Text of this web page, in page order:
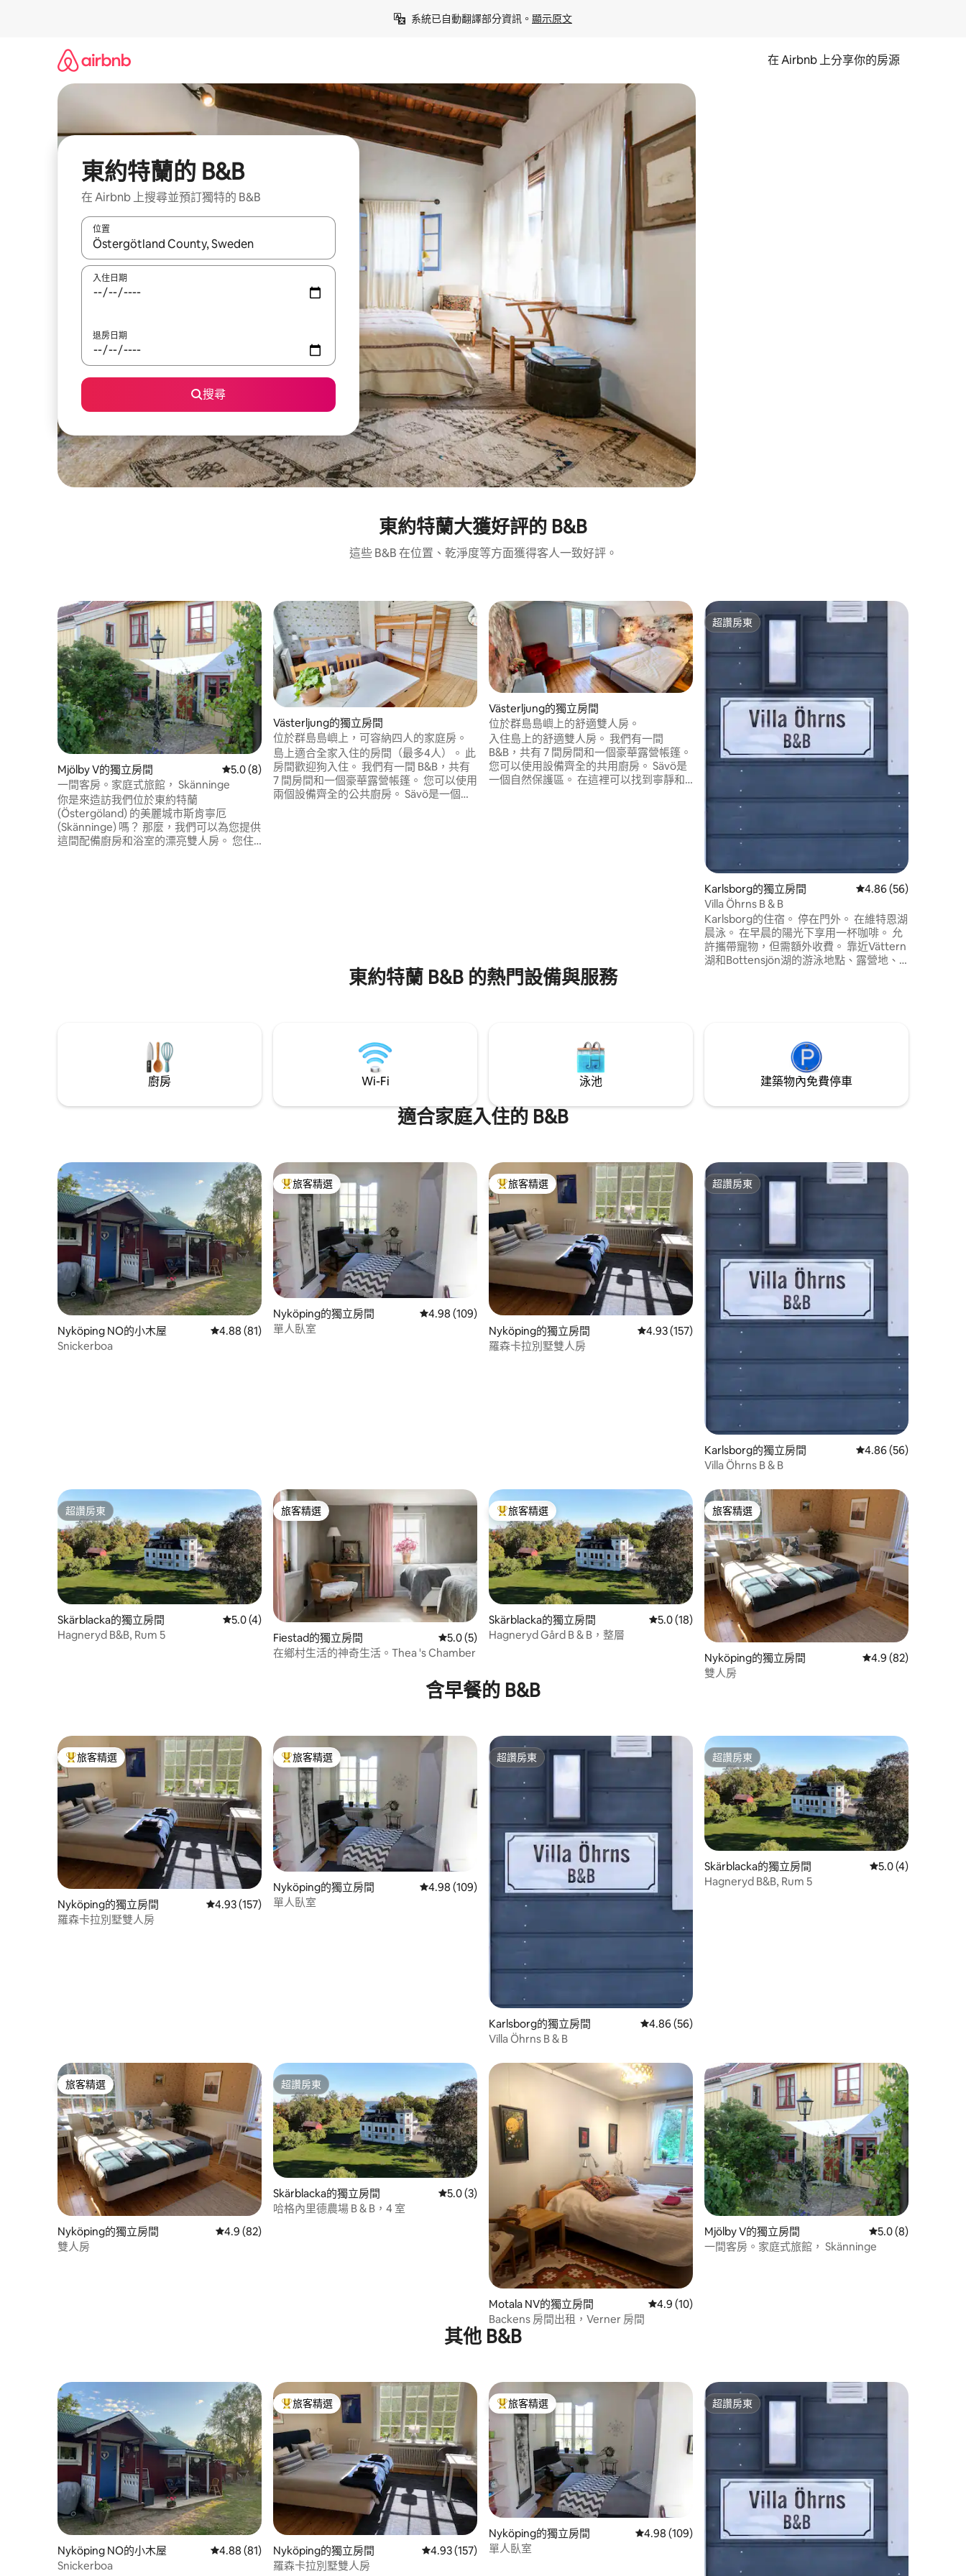
系統已自動翻譯部分資訊。 顯示原文
在 Airbnb 上分享你的房源
東約特蘭的 B&B
在 Airbnb 上搜尋並預訂獨特的 B&B
位置
如有搜尋結果，瀏覽內容時請使用上下箭頭，或輕點、滑動裝置。
入住日期
退房日期
搜尋
東約特蘭大獲好評的 B&B
這些 B&B 在位置、乾淨度等方面獲得客人一致好評。
Mjölby V的獨立房間 從 8 則評價中獲得 5.0 的平均評分（滿分 5 分）
5.0 (8)
一間客房。家庭式旅館， Skänninge
你是來造訪我們位於東約特蘭
(Östergöland) 的美麗城市斯肯寧厄
(Skänninge) 嗎？ 那麼，我們可以為您提供
這間配備廚房和浴室的漂亮雙人房。 您住
Västerljung的獨立房間
位於群島島嶼上，可容納四人的家庭房。
島上適合全家入住的房間（最多4人）。 此
房間歡迎狗入住。 我們有一間 B&B，共有
7 間房間和一個豪華露營帳篷。 您可以使用
兩個設備齊全的公共廚房。 Sävö是一個自
Västerljung的獨立房間
位於群島島嶼上的舒適雙人房。
入住島上的舒適雙人房。 我們有一間
B&B，共有 7 間房間和一個豪華露營帳篷。
您可以使用設備齊全的共用廚房。 Sävö是
一個自然保護區。 在這裡可以找到寧靜和
超讚房東
超讚房東
Karlsborg的獨立房間 從 56 則評價中獲得
4.86 (56)
Villa Öhrns B & B
Karlsborg的住宿。 停在門外。 在維特恩湖
晨泳。 在早晨的陽光下享用一杯咖啡。 允
許攜帶寵物，但需額外收費。 靠近Vättern
湖和Bottensjön湖的游泳地點、露營地、
東約特蘭 B&B 的熱門設備與服務
廚房 Wi-Fi 泳池 建築物內免費停車
適合家庭入住的 B&B
Nyköping NO的小木屋 從 81 則評價中獲得 4.88 的平均評分（滿分 5 分）
4.88 (81)
Snickerboa
旅客精選榜首
旅客精選
Nyköping的獨立房間 從 109 則評價中獲得 4.98 的平均評分（滿分 5 分）
4.98 (109)
單人臥室
旅客精選榜首
旅客精選
Nyköping的獨立房間 從 157 則評價中獲得 4.93 的平均評分（滿分 5 分）
4.93 (157)
羅森卡拉別墅雙人房
超讚房東
超讚房東
Karlsborg的獨立房間 從 56 則評價中獲得
4.86 (56)
Villa Öhrns B & B
超讚房東
超讚房東
Skärblacka的獨立房間 從 4 則評價中獲得 5.0 的平均評分（滿分 5 分）
5.0 (4)
Hagneryd B&B, Rum 5
旅客精選
旅客精選
Fiestad的獨立房間 從 5 則評價中獲得 5.0 的平均評分（滿分 5 分）
5.0 (5)
在鄉村生活的神奇生活。Thea 's Chamber
旅客精選榜首
旅客精選
Skärblacka的獨立房間 從 18 則評價中獲得 5.0 的平均評分（滿分 5 分）
5.0 (18)
Hagneryd Gård B & B，整層
旅客精選
旅客精選
Nyköping的獨立房間 從 82 則評價中獲得
4.9 (82)
雙人房
含早餐的 B&B
旅客精選榜首
旅客精選
Nyköping的獨立房間 從 157 則評價中獲得 4.93 的平均評分（滿分 5 分）
4.93 (157)
羅森卡拉別墅雙人房
旅客精選榜首
旅客精選
Nyköping的獨立房間 從 109 則評價中獲得 4.98 的平均評分（滿分 5 分）
4.98 (109)
單人臥室
超讚房東
超讚房東
Karlsborg的獨立房間 從 56 則評價中獲得 4.86 的平均評分（滿分 5 分）
4.86 (56)
Villa Öhrns B & B
超讚房東
超讚房東
Skärblacka的獨立房間 從 4 則評價中獲得
5.0 (4)
Hagneryd B&B, Rum 5
旅客精選
旅客精選
Nyköping的獨立房間 從 82 則評價中獲得 4.9 的平均評分（滿分 5 分）
4.9 (82)
雙人房
超讚房東
超讚房東
Skärblacka的獨立房間 從 3 則評價中獲得 5.0 的平均評分（滿分 5 分）
5.0 (3)
哈格內里德農場 B & B，4 室
Motala NV的獨立房間 從 10 則評價中獲得 4.9 的平均評分（滿分 5 分）
4.9 (10)
Backens 房間出租，Verner 房間
Mjölby V的獨立房間 從 8 則評價中獲得
5.0 (8)
一間客房。家庭式旅館， Skänninge
其他 B&B
Nyköping NO的小木屋 從 81 則評價中獲得 4.88 的平均評分（滿分 5 分）
4.88 (81)
Snickerboa
旅客精選榜首
旅客精選
Nyköping的獨立房間 從 157 則評價中獲得 4.93 的平均評分（滿分 5 分）
4.93 (157)
羅森卡拉別墅雙人房
旅客精選榜首
旅客精選
Nyköping的獨立房間 從 109 則評價中獲得 4.98 的平均評分（滿分 5 分）
4.98 (109)
單人臥室
超讚房東
超讚房東